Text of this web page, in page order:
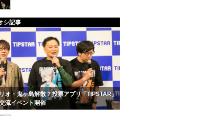
シ記事
オ・鬼ヶ島解散？投票アプリ「TIPSTAR」
流イベント開催